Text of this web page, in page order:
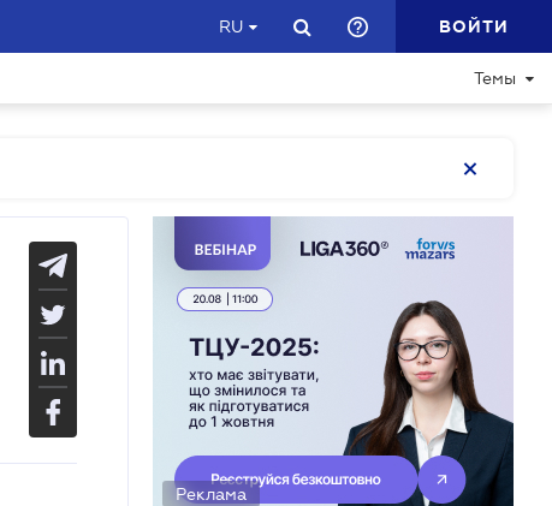
RU ВОЙТИ
Темы
Реклама